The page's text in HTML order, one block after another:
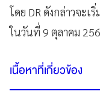
โดย DR ดังกล่าวจะ
ในวันที่ 9 ตุลาคม
เนื้อหาที่เกี่ยวข้อง